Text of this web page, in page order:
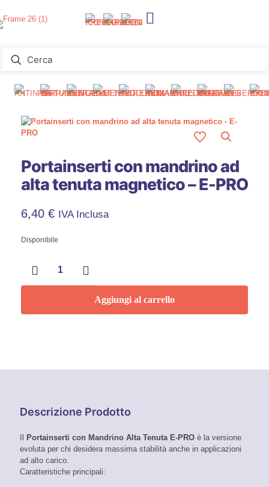
Portainserti con mandrino ad
alta tenuta magnetico – E-PRO
6,40 € IVA Inclusa
Disponibile
mandrino
tenuta
Aggiungi al carrello
Descrizione Prodotto
Portainserti con Mandrino Alta Tenuta E-PRO è la versione
evoluta per chi desidera massima stabilità anche in applicazioni
ad alto carico.
Caratteristiche principali: